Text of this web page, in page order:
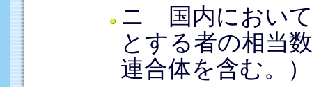
ニ 国内におい
とする者の相当
連合体を含む。）